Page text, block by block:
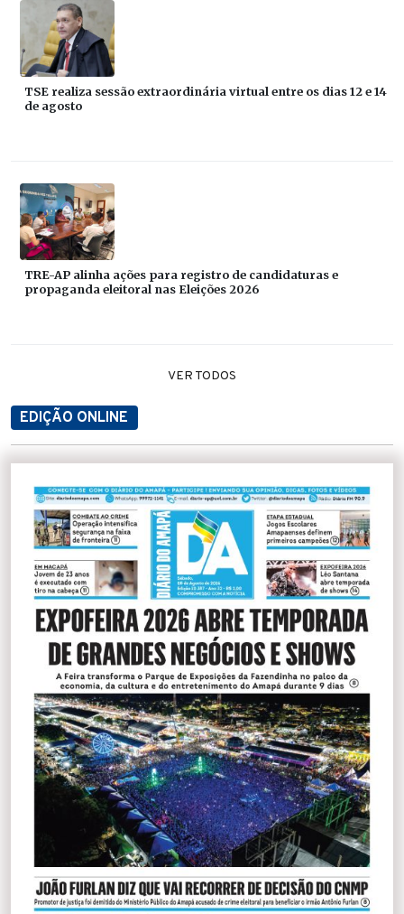
TSE realiza sessão extraordinária virtual entre os dias 12 e 14
de agosto
TRE-AP alinha ações para registro de candidaturas e
propaganda eleitoral nas Eleições 2026
VER TODOS
EDIÇÃO ONLINE